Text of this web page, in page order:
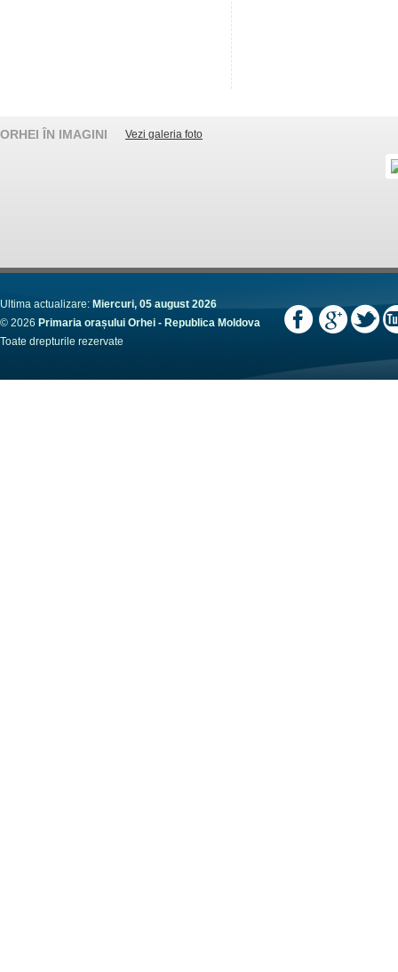
ORHEI ÎN IMAGINI Vezi galeria foto
Ultima actualizare: Miercuri, 05 august 2026
© 2026 Primaria orașului Orhei - Republica Moldova
Toate drepturile rezervate